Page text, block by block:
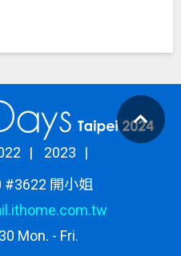
2023
#3622 開小姐
Mon. - Fri.